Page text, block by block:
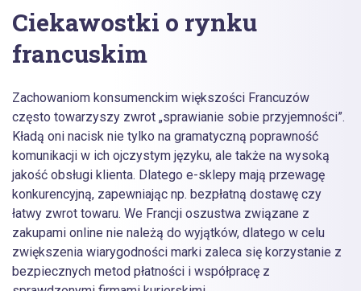
Ciekawostki o rynku
francuskim
Zachowaniom konsumenckim większości Francuzów
często towarzyszy zwrot „sprawianie sobie przyjemności”.
Kładą oni nacisk nie tylko na gramatyczną poprawność
komunikacji w ich ojczystym języku, ale także na wysoką
jakość obsługi klienta. Dlatego e-sklepy mają przewagę
konkurencyjną, zapewniając np. bezpłatną dostawę czy
łatwy zwrot towaru. We Francji oszustwa związane z
zakupami online nie należą do wyjątków, dlatego w celu
zwiększenia wiarygodności marki zaleca się korzystanie z
bezpiecznych metod płatności i współpracę z